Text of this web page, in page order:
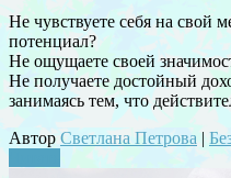
Не чувствуете себя на свой
потенциал?
Не ощущаете своей
Не получаете достойный
занимаясь тем, что
Автор Светлана Петрова |